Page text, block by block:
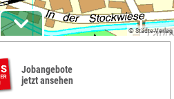
© Städte-Verlag
Jobangebote
jetzt ansehen